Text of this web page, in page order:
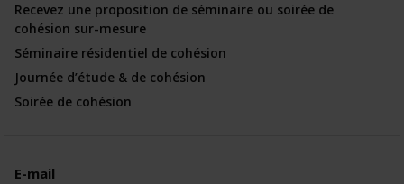
Recevez une proposition de séminaire ou soirée de
cohésion sur-mesure
Séminaire résidentiel de cohésion
Journée d’étude & de cohésion
Soirée de cohésion
E-mail